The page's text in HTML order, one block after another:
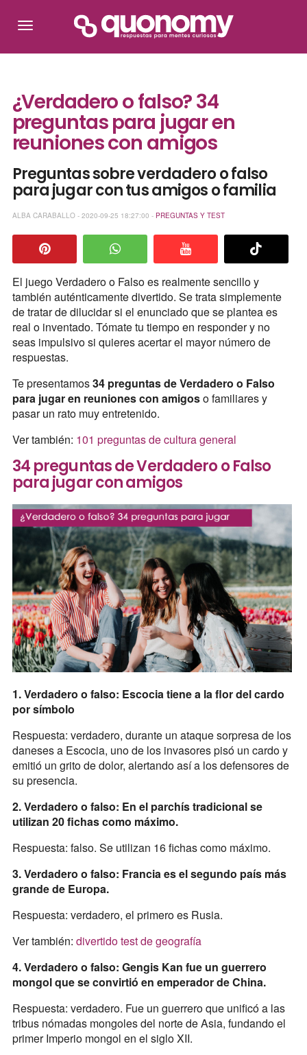
¿Verdadero o falso? 34
preguntas para jugar en
reuniones con amigos
Preguntas sobre verdadero o falso
para jugar con tus amigos o familia
ALBA CARABALLO - 2020-09-25 18:27:00 - PREGUNTAS Y TEST
El juego Verdadero o Falso es realmente sencillo y
también auténticamente divertido. Se trata simplemente
de tratar de dilucidar si el enunciado que se plantea es
real o inventado. Tómate tu tiempo en responder y no
seas impulsivo si quieres acertar el mayor número de
respuestas.
Te presentamos34 preguntas de Verdadero o Falso
para jugar en reuniones con amigoso familiares y
pasar un rato muy entretenido.
Ver también: 101 preguntas de cultura general
34 preguntas de Verdadero o Falso
para jugar con amigos
1. Verdadero o falso: Escocia tiene a la flor del cardo
por símbolo
Respuesta: verdadero, durante un ataque sorpresa de los
daneses a Escocia, uno de los invasores pisó un cardo y
emitió un grito de dolor, alertando así a los defensores de
su presencia.
2. Verdadero o falso: En el parchís tradicional se
utilizan 20 fichas como máximo.
Respuesta: falso. Se utilizan 16 fichas como máximo.
3. Verdadero o falso: Francia es el segundo país más
grande de Europa.
Respuesta: verdadero, el primero es Rusia.
Ver también: divertido test de geografía
4. Verdadero o falso: Gengis Kan fue un guerrero
mongol que se convirtió en emperador de China.
Respuesta: verdadero. Fue un guerrero que unificó a las
tribus nómadas mongoles del norte de Asia, fundando el
primer Imperio mongol en el siglo XII.